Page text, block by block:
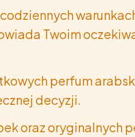
Twoim
perfum
decyzji.
oraz oryginalnych